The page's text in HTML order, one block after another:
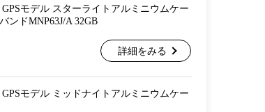
GPSモデル スターライトアルミニウムケー
ンドMNP63J/A 32GB
詳細をみる
GPSモデル ミッドナイトアルミニウムケー